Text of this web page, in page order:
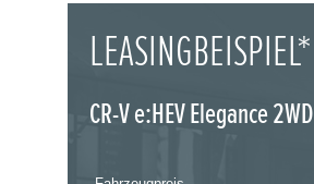
LEASINGBEISPIEL*
CR-V e:HEV Elegance 2WD